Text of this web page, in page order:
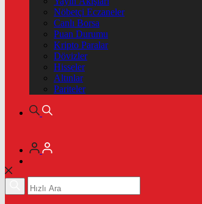
Nöbetçi Eczaneler
Canlı Borsa
Puan Durumu
Kripto Paralar
Dövizler
Hisseler
Altınlar
Pariteler